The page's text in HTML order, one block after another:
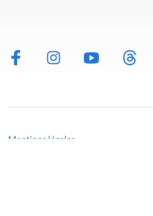
Mentions légales